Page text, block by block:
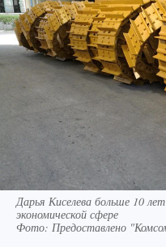
Дарья Киселева больше 10
экономической сфере
Фото: Предоставлено